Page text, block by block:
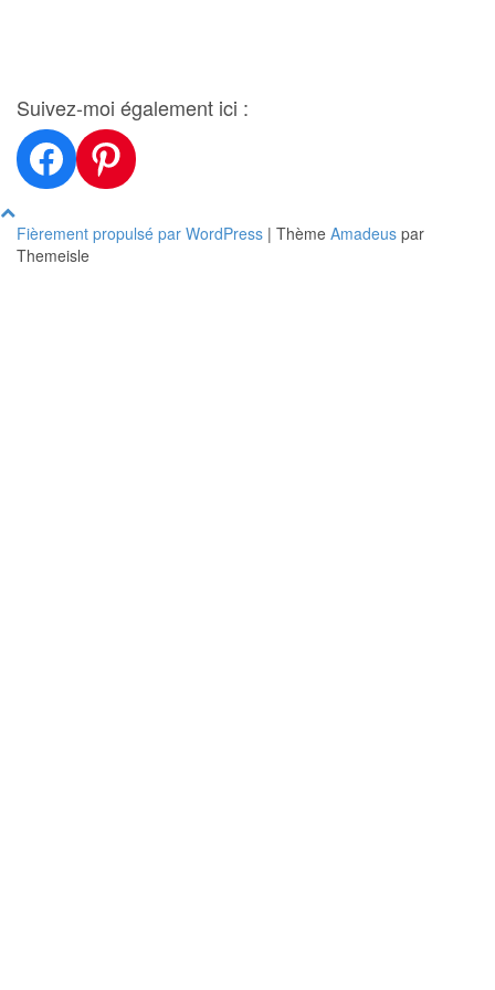
Suivez-moi également ici :
Facebook
Pinterest
Fièrement propulsé par WordPress | Thème Amadeus par
Themeisle